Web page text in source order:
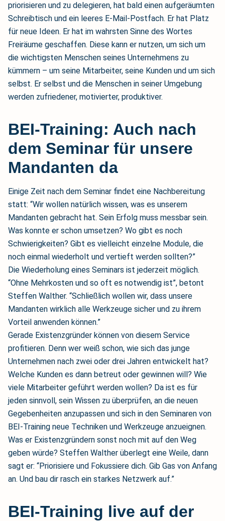
priorisieren und zu delegieren, hat bald einen aufgeräumten
Schreibtisch und ein leeres E-Mail-Postfach. Er hat Platz
für neue Ideen. Er hat im wahrsten Sinne des Wortes
Freiräume geschaffen. Diese kann er nutzen, um sich um
die wichtigsten Menschen seines Unternehmens zu
kümmern – um seine Mitarbeiter, seine Kunden und um sich
selbst. Er selbst und die Menschen in seiner Umgebung
werden zufriedener, motivierter, produktiver.
BEI-Training: Auch nach
dem Seminar für unsere
Mandanten da
Einige Zeit nach dem Seminar findet eine Nachbereitung
statt: “Wir wollen natürlich wissen, was es unserem
Mandanten gebracht hat. Sein Erfolg muss messbar sein.
Was konnte er schon umsetzen? Wo gibt es noch
Schwierigkeiten? Gibt es vielleicht einzelne Module, die
noch einmal wiederholt und vertieft werden sollten?”
Die Wiederholung eines Seminars ist jederzeit möglich.
“Ohne Mehrkosten und so oft es notwendig ist”, betont
Steffen Walther. “Schließlich wollen wir, dass unsere
Mandanten wirklich alle Werkzeuge sicher und zu ihrem
Vorteil anwenden können.”
Gerade Existenzgründer können von diesem Service
profitieren. Denn wer weiß schon, wie sich das junge
Unternehmen nach zwei oder drei Jahren entwickelt hat?
Welche Kunden es dann betreut oder gewinnen will? Wie
viele Mitarbeiter geführt werden wollen? Da ist es für
jeden sinnvoll, sein Wissen zu überprüfen, an die neuen
Gegebenheiten anzupassen und sich in den Seminaren von
BEI-Training neue Techniken und Werkzeuge anzueignen.
Was er Existenzgründern sonst noch mit auf den Weg
geben würde? Steffen Walther überlegt eine Weile, dann
sagt er: “Priorisiere und Fokussiere dich. Gib Gas von Anfang
an. Und bau dir rasch ein starkes Netzwerk auf.”
BEI-Training live auf der